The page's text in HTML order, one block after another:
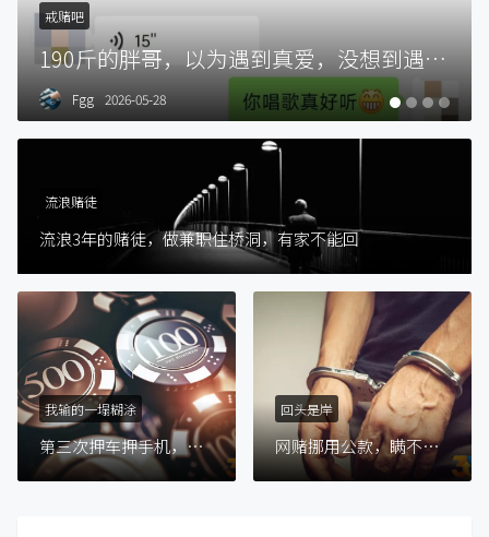
戒赌吧
190斤的胖哥，以为遇到真爱，没想到遇到了女赌徒，两个月被骗走30万
Fgg 2026-05-28
流浪赌徒
流浪3年的赌徒，做兼职住桥洞，有家不能回
我输的一塌糊涂
第三次押车押手机，我输的一塌糊涂
回头是岸
网赌挪用公款，瞒不了多久，劝大家回头吧！